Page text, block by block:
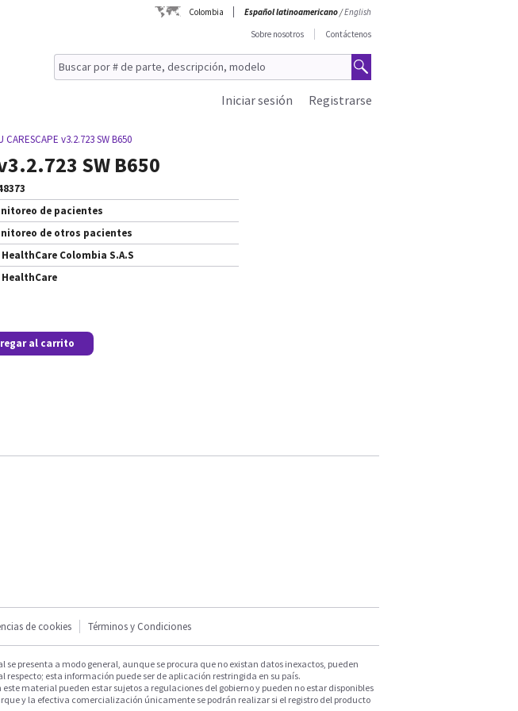
Colombia Español latinoamericano/English
Sobre nosotros
Contáctenos
Registrarse
Iniciar sesión
CARESCAPE v3.2.723 SW B650
SW B650
de pacientes
de otros pacientes
HealthCare Colombia S.A.S
HealthCare
al carrito
de cookies Términos y Condiciones
se presenta a modo general, aunque se procura que no existan datos inexactos, pueden
respecto; esta información puede ser de aplicación restringida en su país.
material pueden estar sujetos a regulaciones del gobierno y pueden no estar disponibles
y la efectiva comercialización únicamente se podrán realizar si el registro del producto